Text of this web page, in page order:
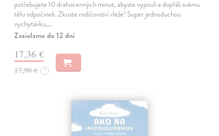
potřebujete 10 drahocenných minut, abyste vypnuli a dopřáli svému
tělu odpočinek. Zkuste rodičovství vleže! Super jednoduchou
vychytávku,…
Zasielame do 12 dní
17,36 €
17,90 € ?